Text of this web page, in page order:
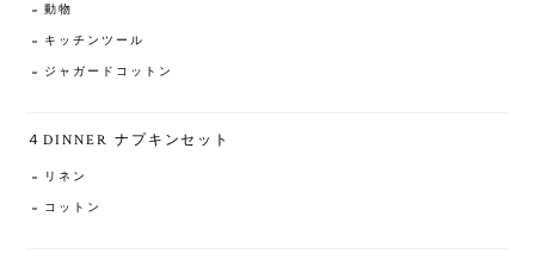
動物
キッチンツール
ジャガードコットン
４DINNER ナプキンセット
リネン
コットン